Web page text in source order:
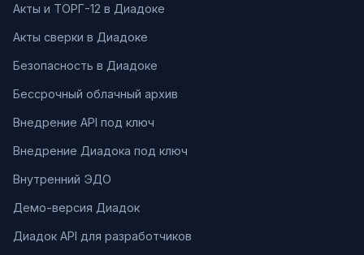
Акты и ТОРГ-12 в Диадоке
Акты сверки в Диадоке
Безопасность в Диадоке
Бессрочный облачный архив
Внедрение API под ключ
Внедрение Диадока под ключ
Внутренний ЭДО
Демо-версия Диадок
Диадок API для разработчиков